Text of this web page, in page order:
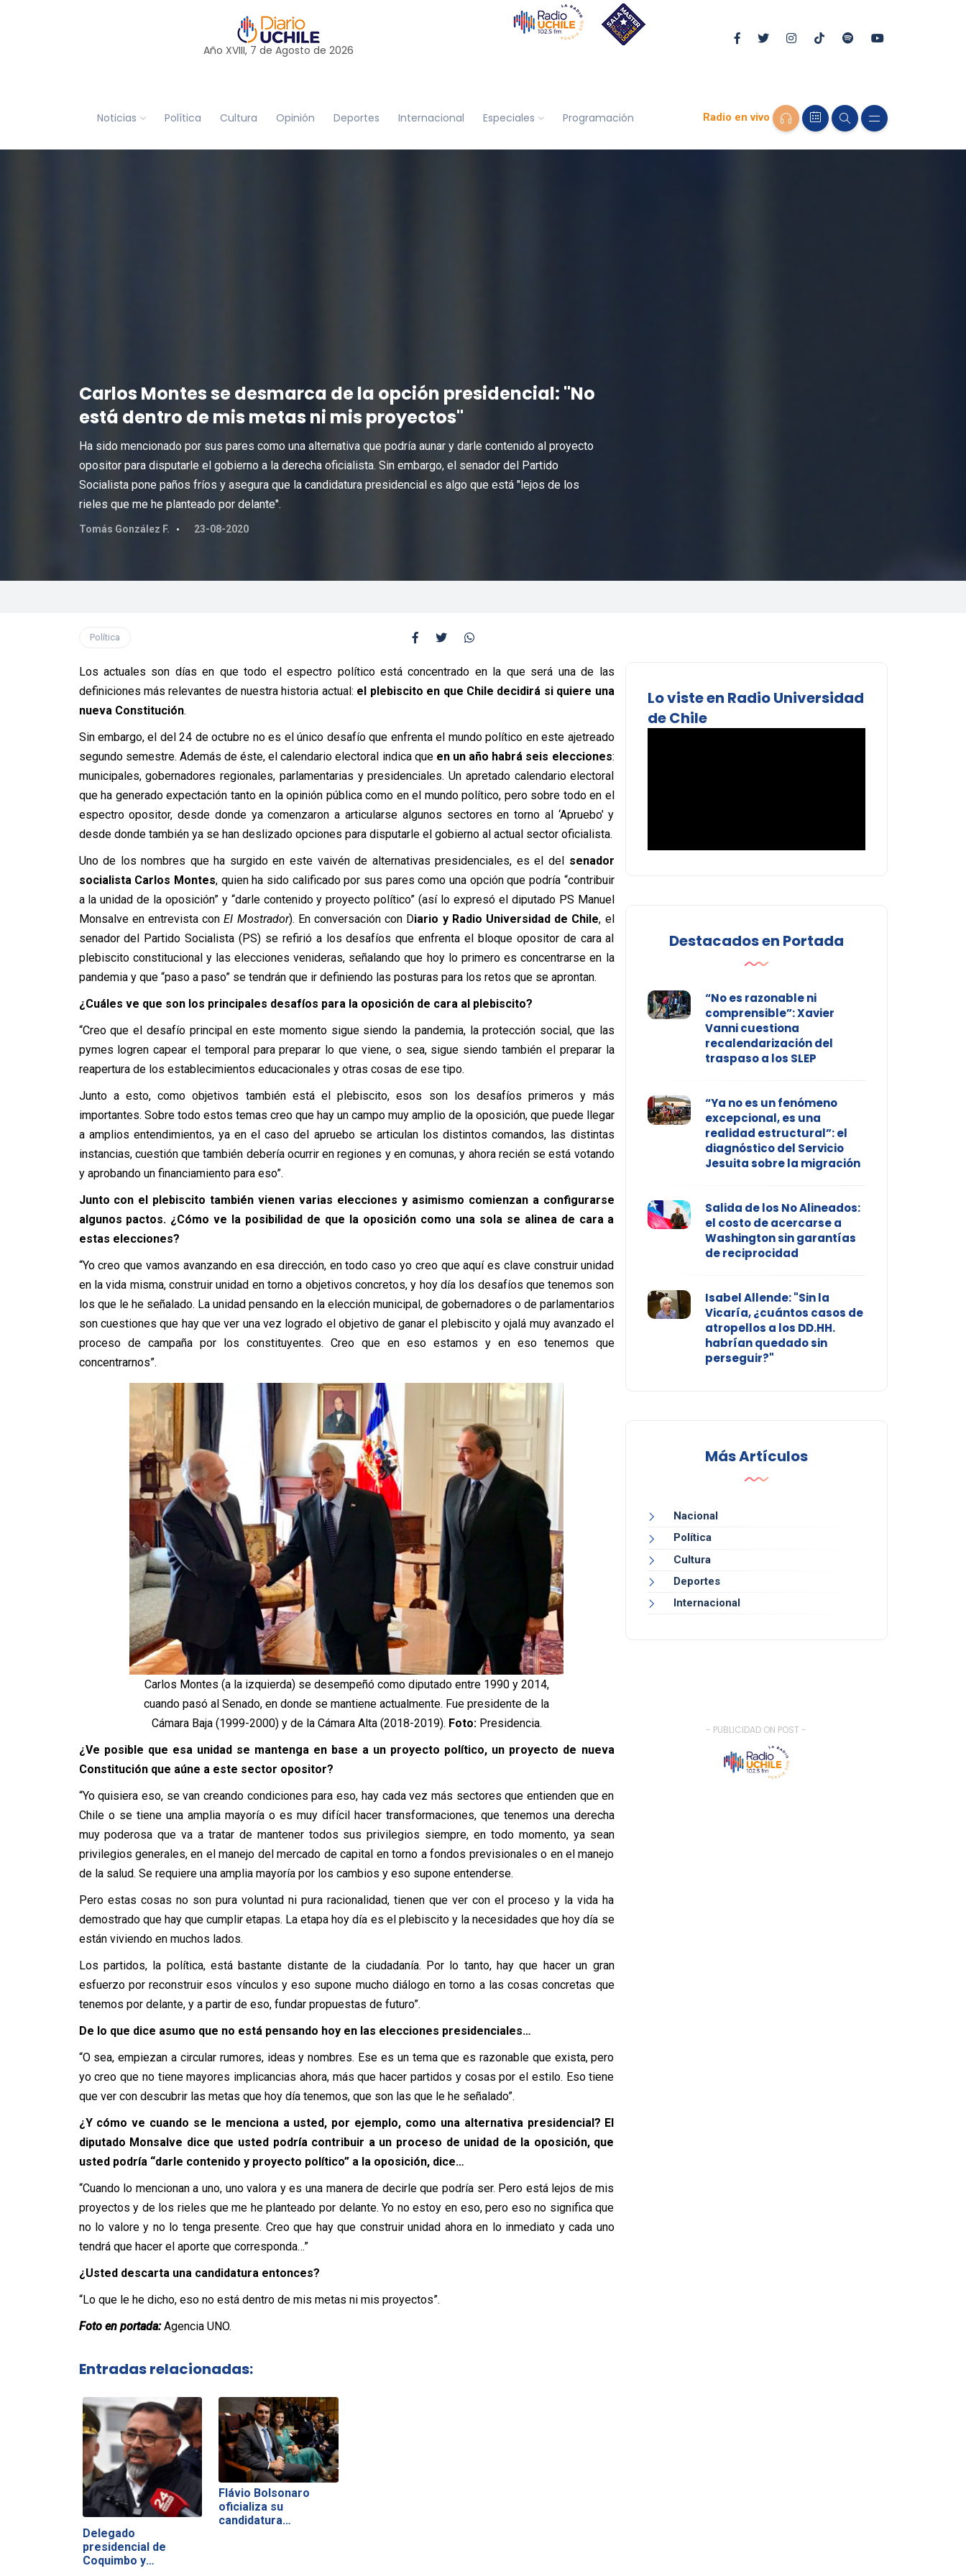
Año XVIII, 7 de Agosto de 2026
Noticias Política Cultura Opinión Deportes Internacional Especiales Programación Radio en vivo
Carlos Montes se desmarca de la opción presidencial: "No
está dentro de mis metas ni mis proyectos"
Ha sido mencionado por sus pares como una alternativa que podría aunar y darle contenido al proyecto
opositor para disputarle el gobierno a la derecha oficialista. Sin embargo, el senador del Partido
Socialista pone paños fríos y asegura que la candidatura presidencial es algo que está "lejos de los
rieles que me he planteado por delante".
Tomás González F. 23-08-2020
Política
Los actuales son días en que todo el espectro político está concentrado en la que será una de las
definiciones más relevantes de nuestra historia actual: el plebiscito en que Chile decidirá si quiere una
nueva Constitución.
Sin embargo, el del 24 de octubre no es el único desafío que enfrenta el mundo político en este ajetreado
segundo semestre. Además de éste, el calendario electoral indica que en un año habrá seis elecciones:
municipales, gobernadores regionales, parlamentarias y presidenciales. Un apretado calendario electoral
que ha generado expectación tanto en la opinión pública como en el mundo político, pero sobre todo en el
espectro opositor, desde donde ya comenzaron a articularse algunos sectores en torno al ‘Apruebo’ y
desde donde también ya se han deslizado opciones para disputarle el gobierno al actual sector oficialista.
Uno de los nombres que ha surgido en este vaivén de alternativas presidenciales, es el del senador
socialista Carlos Montes, quien ha sido calificado por sus pares como una opción que podría “contribuir
a la unidad de la oposición” y “darle contenido y proyecto político” (así lo expresó el diputado PS Manuel
Monsalve en entrevista conEl Mostrador). En conversación con Diario y Radio Universidad de Chile, el
senador del Partido Socialista (PS) se refirió a los desafíos que enfrenta el bloque opositor de cara al
plebiscito constitucional y las elecciones venideras, señalando que hoy lo primero es concentrarse en la
pandemia y que “paso a paso” se tendrán que ir definiendo las posturas para los retos que se aprontan.
¿Cuáles ve que son los principales desafíos para la oposición de cara al plebiscito?
“Creo que el desafío principal en este momento sigue siendo la pandemia, la protección social, que las
pymes logren capear el temporal para preparar lo que viene, o sea, sigue siendo también el preparar la
reapertura de los establecimientos educacionales y otras cosas de ese tipo.
Junto a esto, como objetivos también está el plebiscito, esos son los desafíos primeros y más
importantes. Sobre todo estos temas creo que hay un campo muy amplio de la oposición, que puede llegar
a amplios entendimientos, ya en el caso del apruebo se articulan los distintos comandos, las distintas
instancias, cuestión que también debería ocurrir en regiones y en comunas, y ahora recién se está votando
y aprobando un financiamiento para eso”.
Junto con el plebiscito también vienen varias elecciones y asimismo comienzan a configurarse
algunos pactos. ¿Cómo ve la posibilidad de que la oposición como una sola se alinea de cara a
estas elecciones?
“Yo creo que vamos avanzando en esa dirección, en todo caso yo creo que aquí es clave construir unidad
en la vida misma, construir unidad en torno a objetivos concretos, y hoy día los desafíos que tenemos son
los que le he señalado. La unidad pensando en la elección municipal, de gobernadores o de parlamentarios
son cuestiones que hay que ver una vez logrado el objetivo de ganar el plebiscito y ojalá muy avanzado el
proceso de campaña por los constituyentes. Creo que en eso estamos y en eso tenemos que
concentrarnos”.
Carlos Montes (a la izquierda) se desempeñó como diputado entre 1990 y 2014,
cuando pasó al Senado, en donde se mantiene actualmente. Fue presidente de la
Cámara Baja (1999-2000) y de la Cámara Alta (2018-2019). Foto:Presidencia.
¿Ve posible que esa unidad se mantenga en base a un proyecto político, un proyecto de nueva
Constitución que aúne a este sector opositor?
“Yo quisiera eso, se van creando condiciones para eso, hay cada vez más sectores que entienden que en
Chile o se tiene una amplia mayoría o es muy difícil hacer transformaciones, que tenemos una derecha
muy poderosa que va a tratar de mantener todos sus privilegios siempre, en todo momento, ya sean
privilegios generales, en el manejo del mercado de capital en torno a fondos previsionales o en el manejo
de la salud. Se requiere una amplia mayoría por los cambios y eso supone entenderse.
Pero estas cosas no son pura voluntad ni pura racionalidad, tienen que ver con el proceso y la vida ha
demostrado que hay que cumplir etapas. La etapa hoy día es el plebiscito y la necesidades que hoy día se
están viviendo en muchos lados.
Los partidos, la política, está bastante distante de la ciudadanía. Por lo tanto, hay que hacer un gran
esfuerzo por reconstruir esos vínculos y eso supone mucho diálogo en torno a las cosas concretas que
tenemos por delante, y a partir de eso, fundar propuestas de futuro”.
De lo que dice asumo que no está pensando hoy en las elecciones presidenciales…
“O sea, empiezan a circular rumores, ideas y nombres. Ese es un tema que es razonable que exista, pero
yo creo que no tiene mayores implicancias ahora, más que hacer partidos y cosas por el estilo. Eso tiene
que ver con descubrir las metas que hoy día tenemos, que son las que le he señalado”.
¿Y cómo ve cuando se le menciona a usted, por ejemplo, como una alternativa presidencial? El
diputado Monsalve dice que usted podría contribuir a un proceso de unidad de la oposición, que
usted podría “darle contenido y proyecto político” a la oposición, dice…
“Cuando lo mencionan a uno, uno valora y es una manera de decirle que podría ser. Pero está lejos de mis
proyectos y de los rieles que me he planteado por delante. Yo no estoy en eso, pero eso no significa que
no lo valore y no lo tenga presente. Creo que hay que construir unidad ahora en lo inmediato y cada uno
tendrá que hacer el aporte que corresponda…”
¿Usted descarta una candidatura entonces?
“Lo que le he dicho, eso no está dentro de mis metas ni mis proyectos”.
Foto en portada: Agencia UNO.
Entradas relacionadas:
Delegado
presidencial de
Coquimbo y
Flávio Bolsonaro
oficializa su
candidatura…
Lo viste en Radio Universidad
de Chile
Destacados en Portada
“No es razonable ni
comprensible”: Xavier
Vanni cuestiona
recalendarización del
traspaso a los SLEP
“Ya no es un fenómeno
excepcional, es una
realidad estructural”: el
diagnóstico del Servicio
Jesuita sobre la migración
Salida de los No Alineados:
el costo de acercarse a
Washington sin garantías
de reciprocidad
Isabel Allende: "Sin la
Vicaría, ¿cuántos casos de
atropellos a los DD.HH.
habrían quedado sin
perseguir?"
Más Artículos
Nacional
Política
Cultura
Deportes
Internacional
- PUBLICIDAD ON POST -